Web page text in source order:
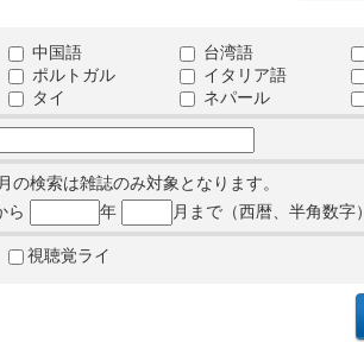
中国語 台湾語
ポルトガル イタリア語
タイ ネパール
の検索は雑誌のみ対象となります。
ら 年 月まで（西暦、半角数字）
視聴覚ライ